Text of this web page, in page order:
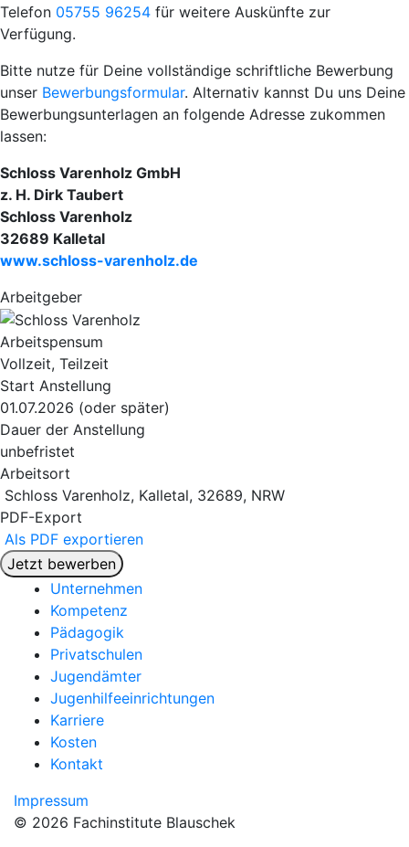
Telefon 05755 96254 für weitere Auskünfte zur
Verfügung.
Bitte nutze für Deine vollständige schriftliche Bewerbung
unser Bewerbungsformular. Alternativ kannst Du uns Deine
Bewerbungsunterlagen an folgende Adresse zukommen
lassen:
Schloss Varenholz GmbH
z. H. Dirk Taubert
Schloss Varenholz
32689 Kalletal
www.schloss-varenholz.de
Arbeitgeber
Arbeitspensum
Vollzeit, Teilzeit
Start Anstellung
01.07.2026 (oder später)
Dauer der Anstellung
unbefristet
Arbeitsort
Schloss Varenholz, Kalletal, 32689, NRW
PDF-Export
Als PDF exportieren
Jetzt bewerben
Unternehmen
Kompetenz
Pädagogik
Privatschulen
Jugendämter
Jugenhilfeeinrichtungen
Karriere
Kosten
Kontakt
Impressum
© 2026 Fachinstitute Blauschek